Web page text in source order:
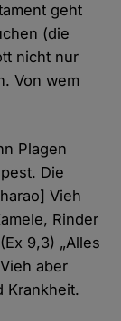
geht
(die
nicht nur
Von wem
Plagen
Die
Vieh
Rinder
9,3) „Alles
aber
Krankheit.